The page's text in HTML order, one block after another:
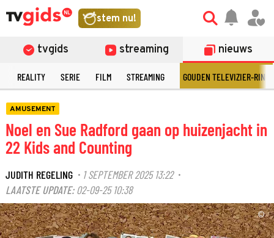
stem nu!
tvgids streaming nieuws
REALITY SERIE FILM STREAMING GOUDEN TELEVIZIER-RING
AMUSEMENT
Noel en Sue Radford gaan op huizenjacht in
22 Kids and Counting
JUDITH REGELING · 1 SEPTEMBER 2025 13:22·
LAATSTE UPDATE: 02-09-25 10:38
©